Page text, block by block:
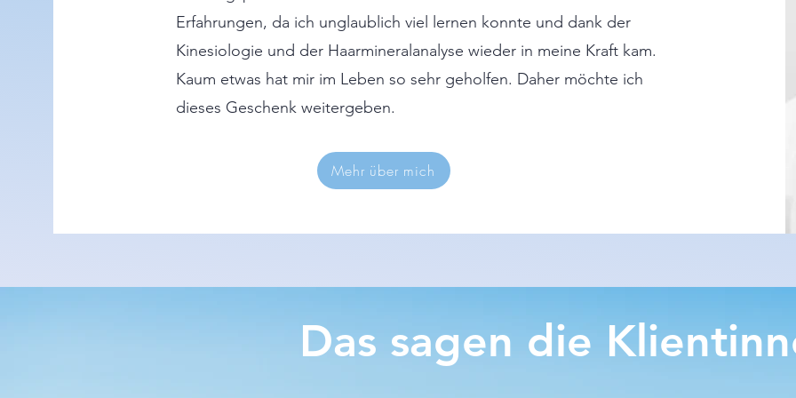
Erfahrungen, da ich unglaublich viel lernen konnte und dank der
Kinesiologie und der Haarmineralanalyse wieder in meine Kraft kam.
Kaum etwas hat mir im Leben so sehr geholfen. Daher möchte ich
dieses Geschenk weitergeben.
Mehr über mich
Das sagen die